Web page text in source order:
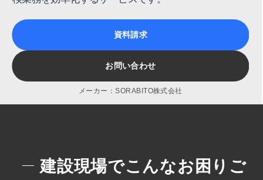
資料請求
お問い合わせ
メーカー：SORABITO株式会社
建設現場でこんなお困りご